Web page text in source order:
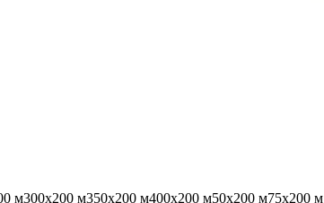
м300х200 м350х200 м400х200 м50х200 м75х200 м